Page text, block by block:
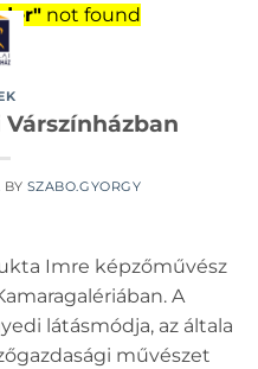
not found
BY SZABO.GYORGY
Imre képzőművész
A
látásmódja, az általa
művészet